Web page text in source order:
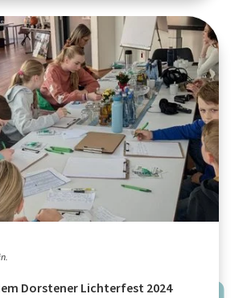
Dorstener Lichterfest 2024